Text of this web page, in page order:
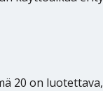
20 on